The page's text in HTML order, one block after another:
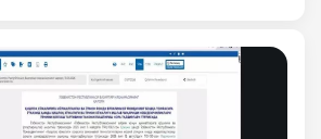
tatbiq etish, undan foydalanish
platformaning amaliy ahamiyati
berildi. Shuningdek, seminar